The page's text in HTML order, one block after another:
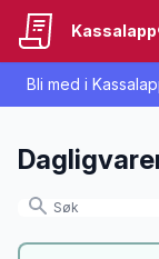
Bli med i